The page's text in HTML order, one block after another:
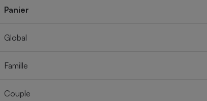
Panier
Global
Famille
Couple